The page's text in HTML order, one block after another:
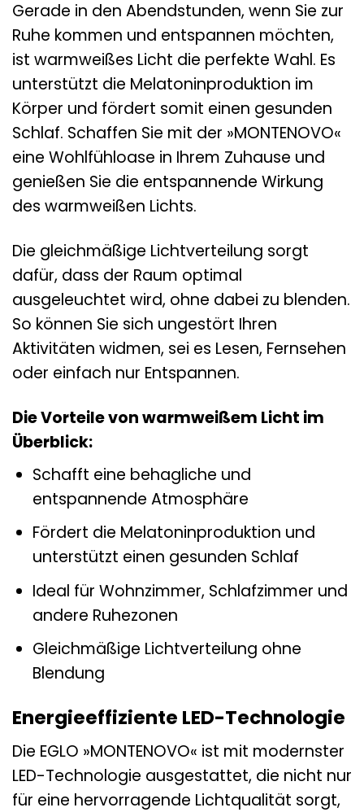
Gerade in den Abendstunden, wenn Sie zur
Ruhe kommen und entspannen möchten,
ist warmweißes Licht die perfekte Wahl. Es
unterstützt die Melatoninproduktion im
Körper und fördert somit einen gesunden
Schlaf. Schaffen Sie mit der »MONTENOVO«
eine Wohlfühloase in Ihrem Zuhause und
genießen Sie die entspannende Wirkung
des warmweißen Lichts.
Die gleichmäßige Lichtverteilung sorgt
dafür, dass der Raum optimal
ausgeleuchtet wird, ohne dabei zu blenden.
So können Sie sich ungestört Ihren
Aktivitäten widmen, sei es Lesen, Fernsehen
oder einfach nur Entspannen.
Die Vorteile von warmweißem Licht im
Überblick:
Schafft eine behagliche und
entspannende Atmosphäre
Fördert die Melatoninproduktion und
unterstützt einen gesunden Schlaf
Ideal für Wohnzimmer, Schlafzimmer und
andere Ruhezonen
Gleichmäßige Lichtverteilung ohne
Blendung
Energieeffiziente LED-Technologie
Die EGLO »MONTENOVO« ist mit modernster
LED-Technologie ausgestattet, die nicht nur
für eine hervorragende Lichtqualität sorgt,